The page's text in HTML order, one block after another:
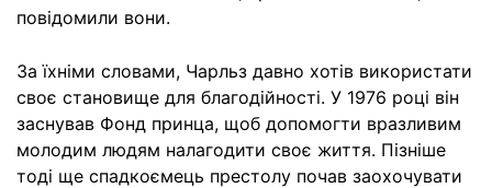
повідомили вони.
За їхніми словами, Чарльз давно хотів використати
своє становище для благодійності. У 1976 році він
заснував Фонд принца, щоб допомогти вразливим
молодим людям налагодити своє життя. Пізніше
тоді ще спадкоємець престолу почав заохочувати